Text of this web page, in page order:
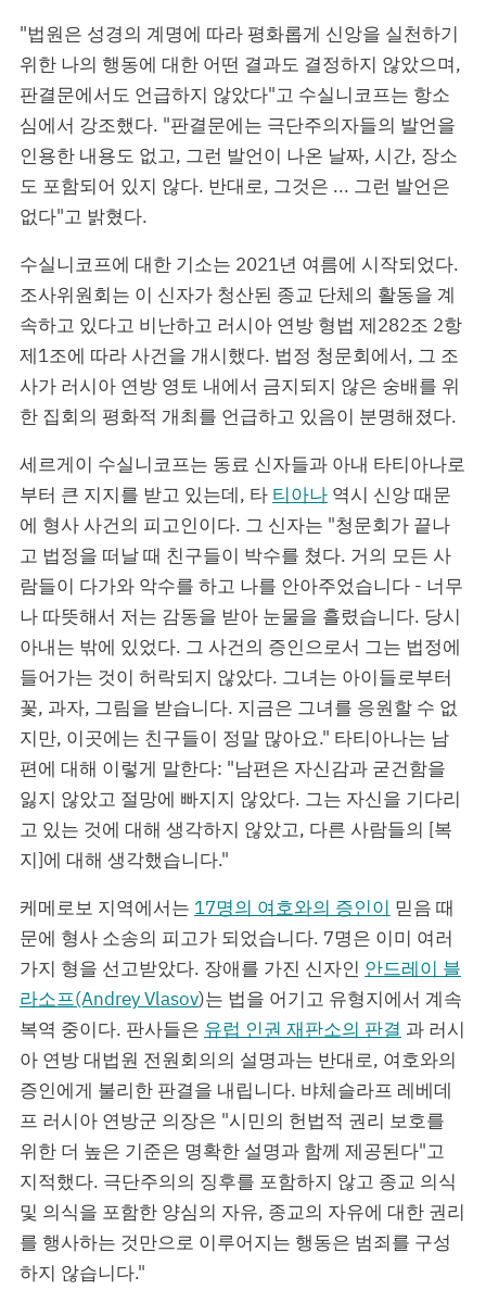
"법원은 성경의 계명에 따라 평화롭게 신앙을 실천하기
위한 나의 행동에 대한 어떤 결과도 결정하지 않았으며,
판결문에서도 언급하지 않았다"고 수실니코프는 항소
심에서 강조했다. "판결문에는 극단주의자들의 발언을
인용한 내용도 없고, 그런 발언이 나온 날짜, 시간, 장소
도 포함되어 있지 않다. 반대로, 그것은 ... 그런 발언은
없다"고 밝혔다.
수실니코프에 대한 기소는 2021년 여름에 시작되었다.
조사위원회는 이 신자가 청산된 종교 단체의 활동을 계
속하고 있다고 비난하고 러시아 연방 형법 제282조 2항
제1조에 따라 사건을 개시했다. 법정 청문회에서, 그 조
사가 러시아 연방 영토 내에서 금지되지 않은 숭배를 위
한 집회의 평화적 개최를 언급하고 있음이 분명해졌다.
세르게이 수실니코프는 동료 신자들과 아내 타티아나로
부터 큰 지지를 받고 있는데, 타 티아나 역시 신앙 때문
에 형사 사건의 피고인이다. 그 신자는 "청문회가 끝나
고 법정을 떠날 때 친구들이 박수를 쳤다. 거의 모든 사
람들이 다가와 악수를 하고 나를 안아주었습니다 - 너무
나 따뜻해서 저는 감동을 받아 눈물을 흘렸습니다. 당시
아내는 밖에 있었다. 그 사건의 증인으로서 그는 법정에
들어가는 것이 허락되지 않았다. 그녀는 아이들로부터
꽃, 과자, 그림을 받습니다. 지금은 그녀를 응원할 수 없
지만, 이곳에는 친구들이 정말 많아요." 타티아나는 남
편에 대해 이렇게 말한다: "남편은 자신감과 굳건함을
잃지 않았고 절망에 빠지지 않았다. 그는 자신을 기다리
고 있는 것에 대해 생각하지 않았고, 다른 사람들의 [복
지]에 대해 생각했습니다."
케메로보 지역에서는 17명의 여호와의 증인이 믿음 때
문에 형사 소송의 피고가 되었습니다. 7명은 이미 여러
가지 형을 선고받았다. 장애를 가진 신자인 안드레이 블
라소프(Andrey Vlasov)는 법을 어기고 유형지에서 계속
복역 중이다. 판사들은 유럽 인권 재판소의 판결 과 러시
아 연방 대법원 전원회의의 설명과는 반대로, 여호와의
증인에게 불리한 판결을 내립니다. 뱌체슬라프 레베데
프 러시아 연방군 의장은 "시민의 헌법적 권리 보호를
위한 더 높은 기준은 명확한 설명과 함께 제공된다"고
지적했다. 극단주의의 징후를 포함하지 않고 종교 의식
및 의식을 포함한 양심의 자유, 종교의 자유에 대한 권리
를 행사하는 것만으로 이루어지는 행동은 범죄를 구성
하지 않습니다."